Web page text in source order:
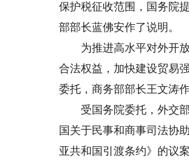
保护税征收范围，国务院
部部长蓝佛安作了说明。
为推进高水平对外开放
合法权益，加快建设贸易
委托，商务部部长王文涛作
受国务院委托，外交部
国关于民事和商事司法协
亚共和国引渡条约》的议案